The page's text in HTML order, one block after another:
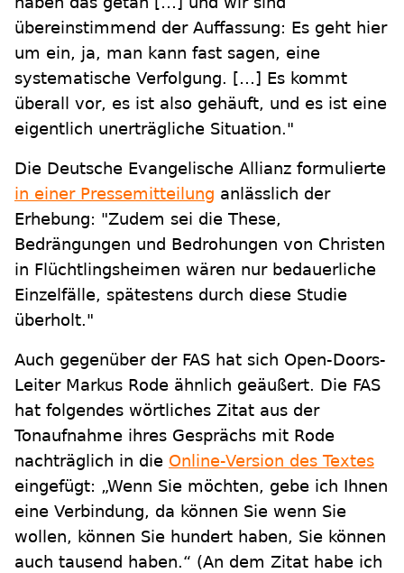
übereinstimmend der Auffassung: Es geht hier
um ein, ja, man kann fast sagen, eine
systematische Verfolgung. […] Es kommt
überall vor, es ist also gehäuft, und es ist eine
eigentlich unerträgliche Situation."
Die Deutsche Evangelische Allianz formulierte
in einer Pressemitteilung anlässlich der
Erhebung: "Zudem sei die These,
Bedrängungen und Bedrohungen von Christen
in Flüchtlingsheimen wären nur bedauerliche
Einzelfälle, spätestens durch diese Studie
überholt."
Auch gegenüber der FAS hat sich Open-Doors-
Leiter Markus Rode ähnlich geäußert. Die FAS
hat folgendes wörtliches Zitat aus der
Tonaufnahme ihres Gesprächs mit Rode
nachträglich in die Online-Version des Textes
eingefügt: „Wenn Sie möchten, gebe ich Ihnen
eine Verbindung, da können Sie wenn Sie
wollen, können Sie hundert haben, Sie können
auch tausend haben.“ (An dem Zitat habe ich